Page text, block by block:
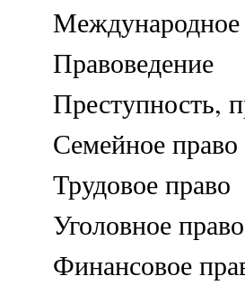
Международное
Правоведение
Преступность,
Семейное право
Трудовое право
Уголовное право
Финансовое